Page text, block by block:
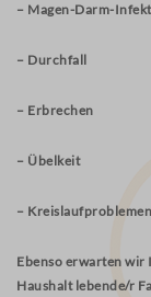
– Magen-Darm-
– Durchfall
– Erbrechen
– Übelkeit
– Kreislaufproblemen
Ebenso erwarten wir
Haushalt lebende/r